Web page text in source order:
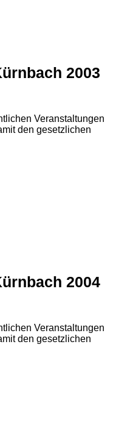
2003
Veranstaltungen
den gesetzlichen
2004
Veranstaltungen
den gesetzlichen